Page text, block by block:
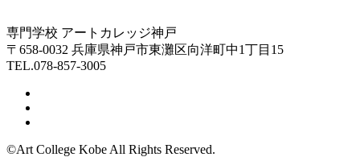
専門学校 アートカレッジ神戸
〒658-0032 兵庫県神戸市東灘区向洋町中1丁目15
TEL.078-857-3005
©Art College Kobe All Rights Reserved.